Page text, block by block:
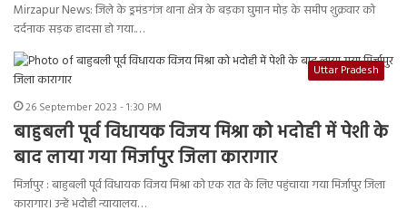
Mirzapur News: जिले के ड्रमंडगंज थाना क्षेत्र के बड़का घुमान मोड़ के समीप शुक्रवार को
दर्दनाक सड़क हादसा हो गया.…
Uttar Pradesh
26 September 2023 - 1:30 PM
बाहुबली पूर्व विधायक विजय मिश्रा को भदोही में पेशी के
बाद लाया गया मिर्जापुर जिला कारागार
मिर्जापुर : बाहुबली पूर्व विधायक विजय मिश्रा को एक रात के लिए पहुंचाया गया मिर्जापुर जिला
कारागार। उन्हें भदोही न्यायालय…